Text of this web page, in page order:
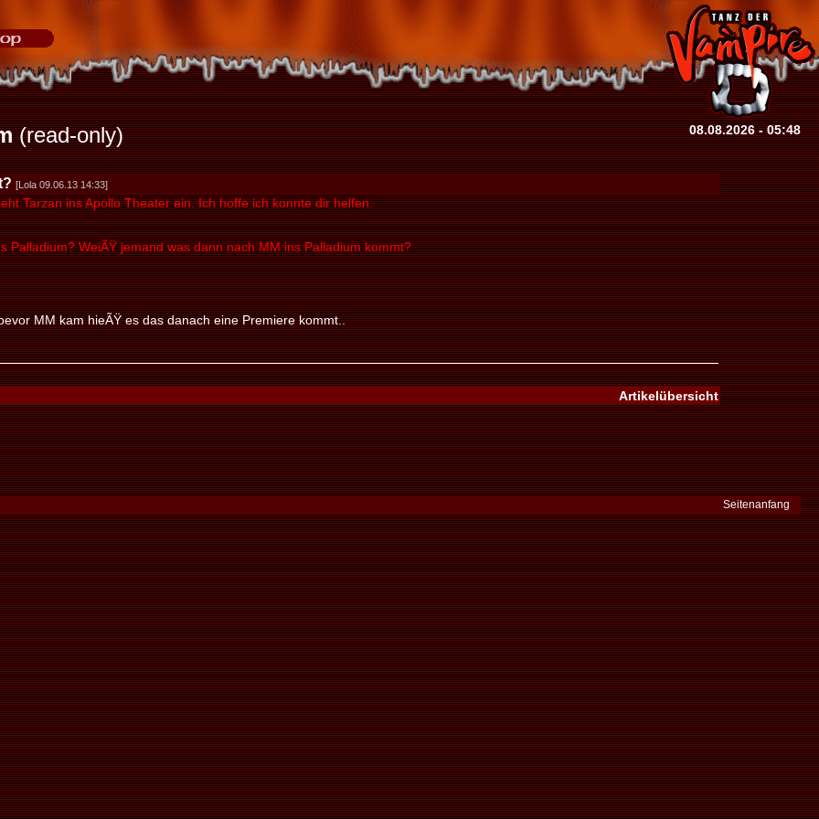
(read-only) 08.08.2026 - 05:48
[Lola 09.06.13 14:33]
Tarzan ins Apollo Theater ein. Ich hoffe ich konnte dir helfen.
Palladium? WeiÃŸ jemand was dann nach MM ins Palladium kommt?
MM kam hieÃŸ es das danach eine Premiere kommt..
Artikelübersicht
Seitenanfang